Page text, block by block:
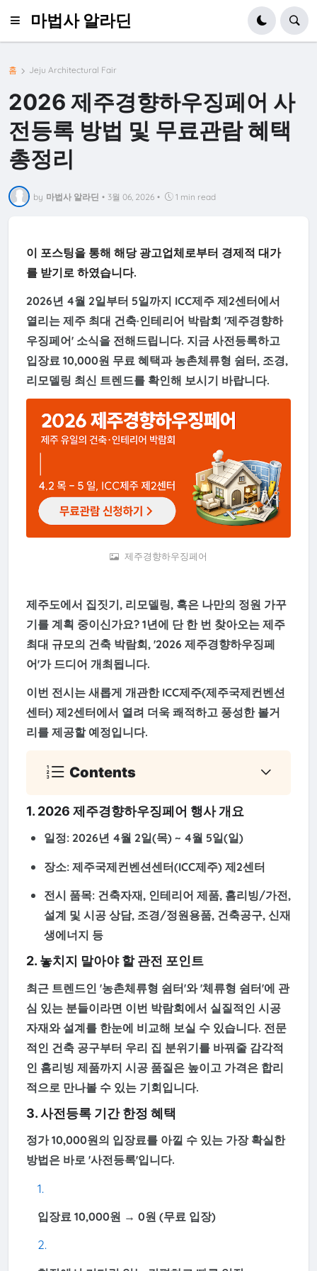
마법사 알라딘
홈 Jeju Architectural Fair
2026 제주경향하우징페어 사
전등록 방법 및 무료관람 혜택
총정리
by 마법사 알라딘 • 3월 06, 2026 • 1 min read
이 포스팅을 통해 해당 광고업체로부터 경제적 대가
를 받기로 하였습니다.
2026년 4월 2일부터 5일까지 ICC제주 제2센터에서
열리는 제주 최대 건축·인테리어 박람회 '제주경향하
우징페어' 소식을 전해드립니다. 지금 사전등록하고
입장료 10,000원 무료 혜택과 농촌체류형 쉼터, 조경,
리모델링 최신 트렌드를 확인해 보시기 바랍니다.
제주경향하우징페어
제주도에서 집짓기, 리모델링, 혹은 나만의 정원 가꾸
기를 계획 중이신가요? 1년에 단 한 번 찾아오는 제주
최대 규모의 건축 박람회, '2026 제주경향하우징페
어'가 드디어 개최됩니다.
이번 전시는 새롭게 개관한 ICC제주(제주국제컨벤션
센터) 제2센터에서 열려 더욱 쾌적하고 풍성한 볼거
리를 제공할 예정입니다.
Contents
1. 2026 제주경향하우징페어 행사 개요
일정:2026년 4월 2일(목) ~ 4월 5일(일)
장소:제주국제컨벤션센터(ICC제주) 제2센터
전시 품목:건축자재, 인테리어 제품, 홈리빙/가전,
설계 및 시공 상담, 조경/정원용품, 건축공구, 신재
생에너지 등
2. 놓치지 말아야 할 관전 포인트
최근 트렌드인 '농촌체류형 쉼터'와 '체류형 쉼터'에 관
심 있는 분들이라면 이번 박람회에서 실질적인 시공
자재와 설계를 한눈에 비교해 보실 수 있습니다. 전문
적인 건축 공구부터 우리 집 분위기를 바꿔줄 감각적
인 홈리빙 제품까지 시공 품질은 높이고 가격은 합리
적으로 만나볼 수 있는 기회입니다.
3. 사전등록 기간 한정 혜택
정가 10,000원의 입장료를 아낄 수 있는 가장 확실한
방법은 바로 '사전등록'입니다.
입장료 10,000원 → 0원 (무료 입장)